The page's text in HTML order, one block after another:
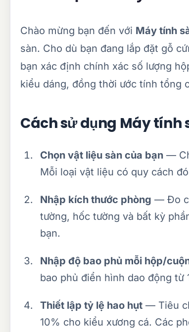
Chào mừng bạn đến với Máy tính
sàn. Cho dù bạn đang lắp đặt gỗ
bạn xác định chính xác số lượng
kiểu dáng, đồng thời ước tính tổng
Cách sử dụng Máy tính
Chọn vật liệu sàn của bạn —
Mỗi loại vật liệu có quy cách
Nhập kích thước phòng — Đo
tường, hốc tường và bất kỳ
bạn.
Nhập độ bao phủ mỗi hộp/
bao phủ điển hình dao động
Thiết lập tỷ lệ hao hụt — Tiêu
10% cho kiểu xương cá. Các